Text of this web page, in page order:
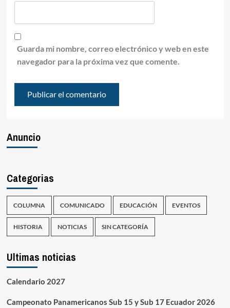
Guarda mi nombre, correo electrónico y web en este
navegador para la próxima vez que comente.
Anuncio
Categorias
COLUMNA COMUNICADO EDUCACIÓN EVENTOS
HISTORIA NOTICIAS SIN CATEGORÍA
Ultimas noticias
Calendario 2027
Campeonato Panamericanos Sub 15 y Sub 17 Ecuador 2026